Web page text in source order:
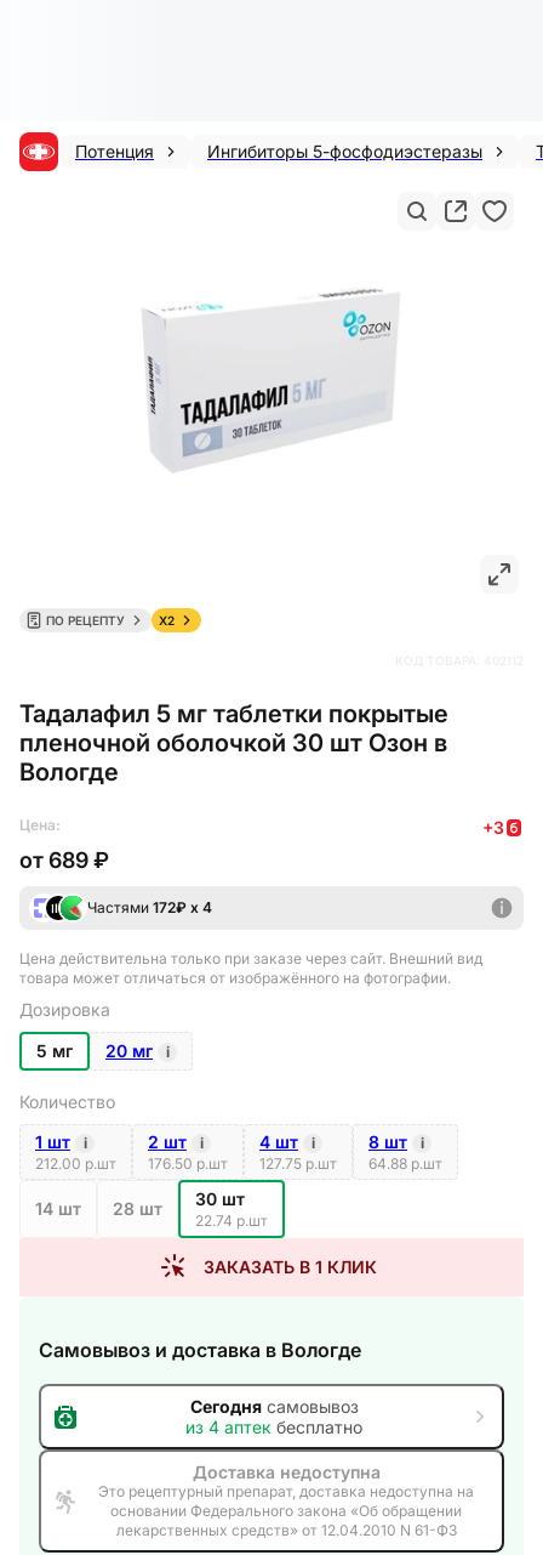
Потенция Ингибиторы 5-фосфодиэстеразы
Тадалафил 5 мг таблетки покрытые
пленочной оболочкой 30 шт Озон в
Вологде
ПО РЕЦЕПТУ X2
Цена: +3
от689 ₽
Частями 172₽ х 4
Цена действительна только при заказе через сайт. Внешний вид
товара может отличаться от изображённого на фотографии.
Дозировка
5 мг
20 мг i
Количество
1 шт
i
212.00 р.шт
2 шт
i
176.50 р.шт
4 шт
i
127.75 р.шт
8 шт
i
64.88 р.шт
14 шт 28 шт 30 шт
22.74 р.шт
ЗАКАЗАТЬ В 1 КЛИК
Самовывоз и доставка в Вологде
Сегоднясамовывоз
из 4 аптек бесплатно
Доставка недоступна
Это рецептурный препарат, доставка недоступна на
основании Федерального закона «Об обращении
лекарственных средств» от 12.04.2010 N 61-ФЗ